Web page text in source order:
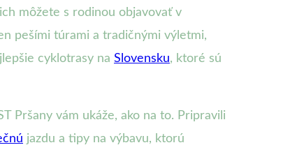
môžete s rodinou objavovať v
pešími túrami a tradičnými výletmi,
cyklotrasy na Slovensku, ktoré sú
Pršany vám ukáže, ako na to. Pripravili
jazdu a tipy na výbavu, ktorú